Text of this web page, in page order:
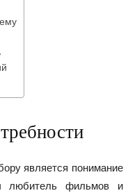
является понимание
любитель фильмов и